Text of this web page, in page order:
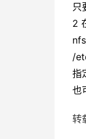
只
2
/
指
也
转